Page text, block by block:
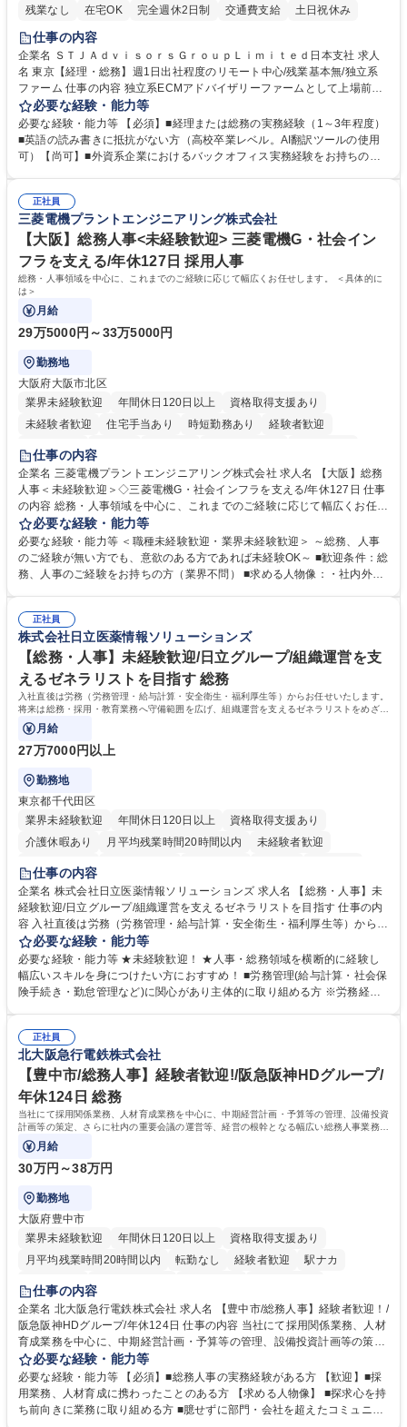
残業なし 在宅OK 完全週休2日制 交通費支給 土日祝休み
仕事の内容
企業名 ＳＴＪＡｄｖｉｓｏｒｓＧｒｏｕｐＬｉｍｉｔｅｄ日本支社 求人
名 東京【経理・総務】週1日出社程度のリモート中心/残業基本無/独立系
ファーム 仕事の内容 独立系ECMアドバイザリーファームとして上場前後
の資本市場戦略を設計する当社にて経理・総務をお任せします。基礎的な
バックオフィス業務からスタートし組織を支える専任担当として広く活躍
できる環境です。 ■日常経理、月次および年次決算サポート業務 ■本国
（グローバル）との英文メール対応（AI翻訳ツール等を使用しての対応で
業務をお任せします。残業も基本的には発生せず、ご自身のペースで業務
を進めやすく定着率の高い環境です。 募集職種 東京【経理・総務】週1日
出社程度のリモート中心/残業基本無/独立系ファーム
必要な経験・能力等
必要な経験・能力等 【必須】■経理または総務の実務経験（1～3年程度）
■英語の読み書きに抵抗がない方（高校卒業レベル。AI翻訳ツールの使用
可）【尚可】■外資系企業におけるバックオフィス実務経験をお持ちの方
【働き方について】現在は週4日程度の在宅勤務を実施しており、ワーク
ライフバランスを重視する方に最適な環境です（フルリモートも面接で相
談可）。【求める人物像】幅広いバックオフィス業務に柔軟に対応でき、
社内外と円滑にコミュニケーションを取りながら業務を推進できる方 学
歴・資格 学歴：大学院 大学 高専 短大 専修学校 高校 語学力： 資格：
正社員
三菱電機プラントエンジニアリング株式会社
【大阪】総務人事<未経験歓迎> 三菱電機G・社会イン
フラを支える/年休127日 採用人事
総務・人事領域を中心に、これまでのご経験に応じて幅広くお任せします。 ＜具体的に
は＞
月給
29万5000円～33万5000円
勤務地
大阪府大阪市北区
業界未経験歓迎
年間休日120日以上
資格取得支援あり
未経験者歓迎
住宅手当あり 時短勤務あり
経験者歓迎
退職金あり
駅近5分以内
土日祝休み 服装自由 寮・社宅あり 食事補助あり
仕事の内容
企業名 三菱電機プラントエンジニアリング株式会社 求人名 【大阪】総務
人事＜未経験歓迎＞◇三菱電機G・社会インフラを支える/年休127日 仕事
の内容 総務・人事領域を中心に、これまでのご経験に応じて幅広くお任せ
します。 ＜具体的には＞ ・総務/人事労務（給与・社保・勤怠管理など）
・採用・教育研修 ・福利厚生運用 など ※基本的には事務所勤務ですが、
採用や教育等の業務内容により、関西圏以外への日帰り・宿泊を伴う国内
出張もございます。 ※担当業務を持ちつつ、お互いに助け合いながら、総
必要な経験・能力等
必要な経験・能力等 ＜職種未経験歓迎・業界未経験歓迎＞ ～総務、人事
のご経験が無い方でも、意欲のある方であれば未経験OK～ ■歓迎条件：総
務、人事のご経験をお持ちの方（業界不問） ■求める人物像：・社内外の
正社員
株式会社日立医薬情報ソリューションズ
【総務・人事】未経験歓迎/日立グループ/組織運営を支
えるゼネラリストを目指す 総務
入社直後は労務（労務管理・給与計算・安全衛生・福利厚生等）からお任せいたします。
将来は総務・採用・教育業務へ守備範囲を広げ、組織運営を支えるゼネラリストをめざせ
ます。
月給
27万7000円以上
勤務地
東京都千代田区
業界未経験歓迎
年間休日120日以上
資格取得支援あり
介護休暇あり
月平均残業時間20時間以内
未経験者歓迎
住宅手当あり
育休あり
完全週休2日制 交通費支給 土日祝休み 寮・社宅あり
仕事の内容
企業名 株式会社日立医薬情報ソリューションズ 求人名 【総務・人事】未
経験歓迎/日立グループ/組織運営を支えるゼネラリストを目指す 仕事の内
容 入社直後は労務（労務管理・給与計算・安全衛生・福利厚生等）からお
任せいたします。将来は総務・採用・教育業務へ守備範囲を広げ、組織運
営を支えるゼネラリストをめざせます。 ・初期業務：労働時間管理、給与
計算、社会保険対応、福利厚生管理、安全衛生、健康経営推進等をお任せ
します。ご経験に応じて、休職者管理など、幅広く経験を積んでいただき
幅広く経験を積みたい意欲がある方に最適な環境です。 募集職種 【総
務・人事】未経験歓迎/日立グループ/組織運営を支えるゼネラリストを目
指す
必要な経験・能力等
必要な経験・能力等 ★未経験歓迎！ ★人事・総務領域を横断的に経験し
幅広いスキルを身につけたい方におすすめ！ ■労務管理(給与計算・社会保
険手続き・勤怠管理など)に関心があり主体的に取り組める方 ※労務経験
のご経験 ■労務管理（給与計算・社会保険手続き・勤怠管理など）の経験
■衛生管理者の資格をお持ちの方 学歴・資格 学歴：大学院 大学 高専 短大
専修学校 高校 語学力： 資格：
正社員
北大阪急行電鉄株式会社
【豊中市/総務人事】経験者歓迎!/阪急阪神HDグループ/
年休124日 総務
当社にて採用関係業務、人材育成業務を中心に、中期経営計画・予算等の管理、設備投資
計画等の策定、さらに社内の重要会議の運営等、経営の根幹となる幅広い総務人事業務全
般を担当していただきます。
月給
30万円～38万円
勤務地
大阪府豊中市
業界未経験歓迎
年間休日120日以上
資格取得支援あり
月平均残業時間20時間以内
転勤なし 経験者歓迎
駅ナカ
退職金あり
土日祝休み
服装自由 昼食補助あり 食事補助あり
仕事の内容
企業名 北大阪急行電鉄株式会社 求人名 【豊中市/総務人事】経験者歓迎！/
阪急阪神HDグループ/年休124日 仕事の内容 当社にて採用関係業務、人材
育成業務を中心に、中期経営計画・予算等の管理、設備投資計画等の策
定、さらに社内の重要会議の運営等、経営の根幹となる幅広い総務人事業
務全般を担当していただきます。 【主な業務内容】 ■採用関係業務および
人材育成(社員研修)業務の推進 ■中期経営計画および予算等の管理 ■設備
投資計画等の策定 ■社内の重要会議の運営 ■その他総務人事業務全般 【入
必要な経験・能力等
必要な経験・能力等 【必須】■総務人事の実務経験がある方 【歓迎】■採
用業務、人材育成に携わったことのある方 【求める人物像】 ■探求心を持
ち前向きに業務に取り組める方 ■臆せずに部門・会社を超えたコミュニケ